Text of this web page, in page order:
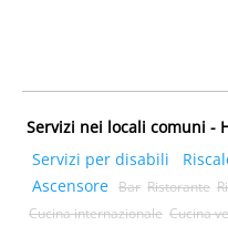
Servizi nei locali comuni -
Servizi per disabili
Ascensore Bar Ristorante
Cucina internazionale Cucina